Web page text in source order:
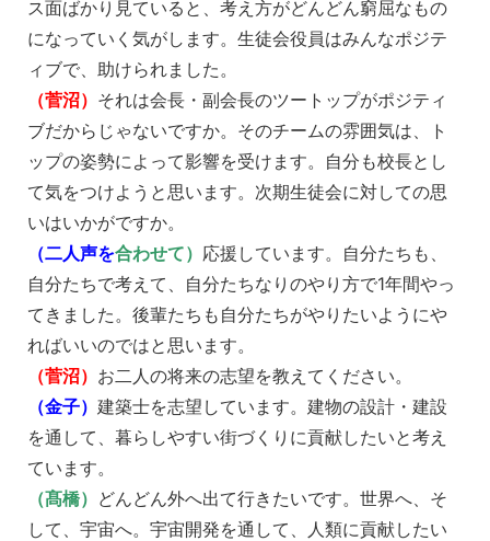
ス面ばかり見ていると、考え方がどんどん窮屈なもの
になっていく気がします。生徒会役員はみんなポジテ
ィブで、助けられました。
（菅沼） それは会長・副会長のツートップがポジティ
ブだからじゃないですか。そのチームの雰囲気は、ト
ップの姿勢によって影響を受けます。自分も校長とし
て気をつけようと思います。次期生徒会に対しての思
いはいかがですか。
（二人声を合わせて） 応援しています。自分たちも、
自分たちで考えて、自分たちなりのやり方で1年間やっ
てきました。後輩たちも自分たちがやりたいようにや
ればいいのではと思います。
（菅沼） お二人の将来の志望を教えてください。
（金子） 建築士を志望しています。建物の設計・建設
を通して、暮らしやすい街づくりに貢献したいと考え
ています。
（髙橋） どんどん外へ出て行きたいです。世界へ、そ
して、宇宙へ。宇宙開発を通して、人類に貢献したい